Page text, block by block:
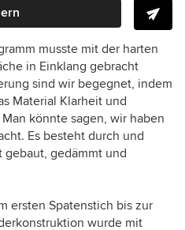
musste mit der harten
in Einklang gebracht
sind wir begegnet, indem
Material Klarheit und
könnte sagen, wir haben
Es besteht durch und
gebaut, gedämmt und
ersten Spatenstich bis zur
wurde mit